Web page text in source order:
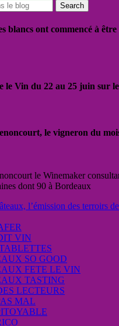
blancs ont commencé à être
le Vin du 22 au 25 juin sur
le vigneron du
le Winemaker
dont 90 à Bordeaux
l’émission des terroirs
VIN
SO GOOD
FETE LE VIN
TASTING
LECTEURS
MAL